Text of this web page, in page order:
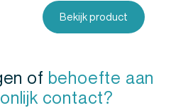
Bekijk product
of behoefte aan
contact?